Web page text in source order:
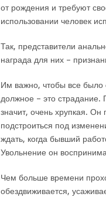
от рождения и требуют
использовании человек
Так, представители
награда для них –
Им важно, чтобы все было
должное – это страдание.
значит, очень хрупкая.
подстроиться под
ждать, когда бывший
Увольнение он
Чем больше времени
обездвиживается,